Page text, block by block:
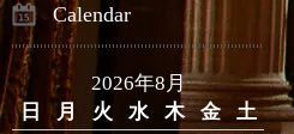
Calendar
2026年8月
日
月 火 水 木 金
土